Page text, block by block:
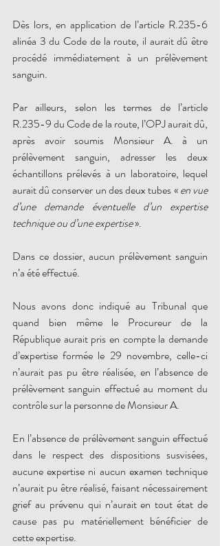
Dès lors, en application de l’article R.235-6
alinéa 3 du Code de la route, il aurait dû être
procédé immédiatement à un prélèvement
sanguin.
Par ailleurs, selon les termes de l’article
R.235-9 du Code de la route, l’OPJ aurait dû,
après avoir soumis Monsieur A. à un
prélèvement sanguin, adresser les deux
échantillons prélevés à un laboratoire, lequel
aurait dû conserver un des deux tubes « en vue
d’une demande éventuelle d’un expertise
technique ou d’une expertise ».
Dans ce dossier, aucun prélèvement sanguin
n’a été effectué.
Nous avons donc indiqué au Tribunal que
quand bien même le Procureur de la
République aurait pris en compte la demande
d’expertise formée le 29 novembre, celle-ci
n’aurait pas pu être réalisée, en l’absence de
prélèvement sanguin effectué au moment du
contrôle sur la personne de Monsieur A.
En l’absence de prélèvement sanguin effectué
dans le respect des dispositions susvisées,
aucune expertise ni aucun examen technique
n’aurait pu être réalisé, faisant nécessairement
grief au prévenu qui n’aurait en tout état de
cause pas pu matériellement bénéficier de
cette expertise.